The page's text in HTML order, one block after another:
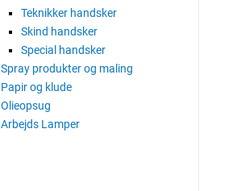
Teknikker handsker
Skind handsker
Special handsker
Spray produkter og maling
Papir og klude
Olieopsug
Arbejds Lamper